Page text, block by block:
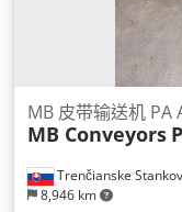
Trenčianske
8,946 km
MB 皮带输送机 PA
MB Conveyors